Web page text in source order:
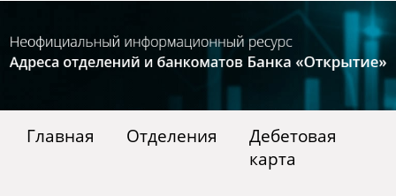
Главная Отделения
Дебетовая
карта